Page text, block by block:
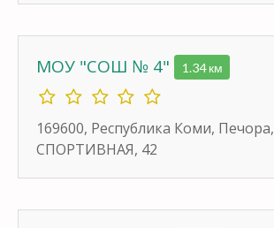
МОУ "СОШ № 4" 1.34 км
169600, Республика Коми, Печора,
СПОРТИВНАЯ, 42